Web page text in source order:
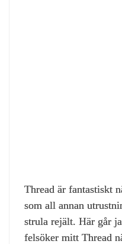
Thread är fantastiskt
som all annan
strula rejält. Här går
felsöker mitt Thread